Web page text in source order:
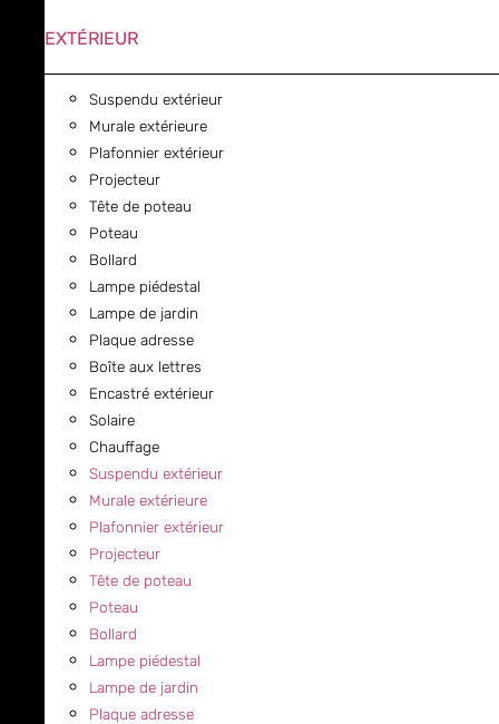
EXTÉRIEUR
Suspendu extérieur
Murale extérieure
Plafonnier extérieur
Projecteur
Tête de poteau
Poteau
Bollard
Lampe piédestal
Lampe de jardin
Plaque adresse
Boîte aux lettres
Encastré extérieur
Solaire
Chauffage
Suspendu extérieur
Murale extérieure
Plafonnier extérieur
Projecteur
Tête de poteau
Poteau
Bollard
Lampe piédestal
Lampe de jardin
Plaque adresse